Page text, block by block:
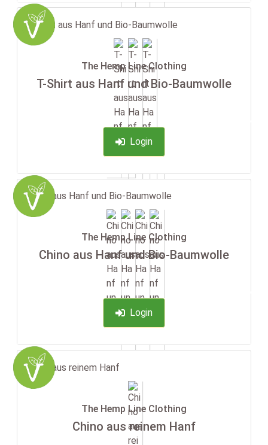
The Hemp Line Clothing
T-Shirt aus Hanf und Bio-Baumwolle
Login
-35%
The Hemp Line Clothing
Chino aus Hanf und Bio-Baumwolle
Login
-35%
The Hemp Line Clothing
Chino aus reinem Hanf